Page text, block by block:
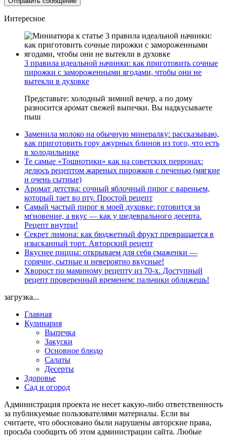
Интересное
3 правила идеальной начинки: как приготовить сочные
пирожки с замороженными ягодами, чтобы они не
вытекли в духовке
Представьте: холодный зимний вечер, а по дому
разносится аромат свежей выпечки. Вы надкусываете
пыш
Заменила молоко на обычную минералку: рассказываю,
как приготовить гору ажурных блинов из того, что есть
в холодильнике
Те самые «Тошнотики» как на советских перронах:
делюсь рецептом жареных пирожков с печенью (мягкие
и очень сытные)
Аромат детства: сочный яблочный пирог с вареньем,
который тает во рту. Простой рецепт
Самый частый пирог в моей духовке: готовится за
мгновение, а вкус — как у шедеврального десерта.
Рецепт внутри!
Секрет лимона: как бюджетный фрукт превращается в
изысканный торт. Авторский рецепт
Вкуснее пиццы: открываем для себя смаженки —
горячие, сытные и невероятно вкусные!
Хворост по маминому рецепту из 70-х. Доступный
рецепт проверенный временем: пальчики оближешь!
загрузка...
Главная
Кулинария
Выпечка
Закуски
Основное блюдо
Салаты
Десерты
Здоровье
Сад и огород
Администрация проекта не несет какую-либо ответственность
за публикуемые пользователями материалы. Если вы
считаете, что обосновано были нарушены авторские права,
просьба сообщить об этом администрации сайта. Любые